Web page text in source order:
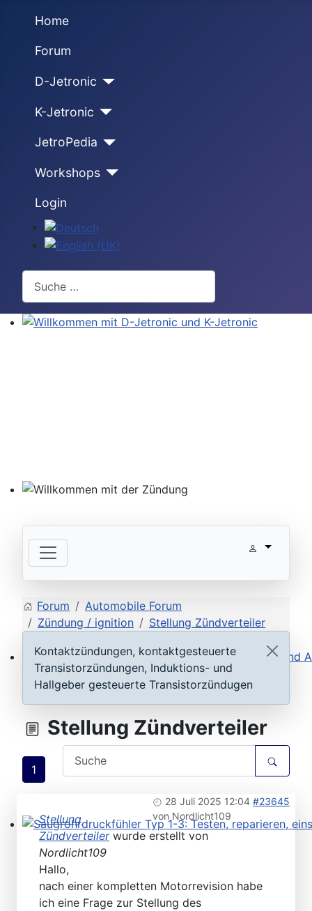
Home
Forum
D-Jetronic
K-Jetronic
JetroPedia
Workshops
Login
Sprache auswählen
Steuergeräte D-Jetronic & KE-Jetronic: Prüfen und
Saugrohrdruckfühler Typ 1-3: Testen, reparieren,
Forum
Automobile Forum
Zündung / ignition
Stellung Zündverteiler
Kontaktzündungen, kontaktgesteuerte
Transistorzündungen, Induktions- und
Hallgeber gesteuerte Transistorzündugen
Stellung Zündverteiler
1
28 Juli 2025 12:04 #23645
von Nordlicht109
Stellung
Zündverteilerwurde erstellt von
Nordlicht109
Hallo,
nach einer kompletten Motorrevision habe
ich eine Frage zur Stellung des